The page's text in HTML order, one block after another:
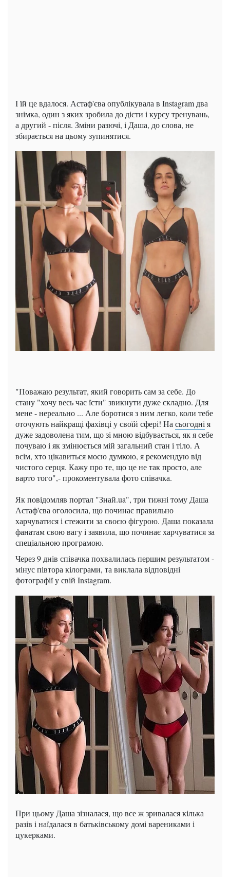
І їй це вдалося. Астаф'єва опублікувала в Instagram два
знімка, один з яких зробила до дієти і курсу тренувань,
а другий - після. Зміни разючі, і Даша, до слова, не
збирається на цьому зупинятися.
"Поважаю результат, який говорить сам за себе. До
стану "хочу весь час їсти" звикнути дуже складно. Для
мене - нереально ... Але боротися з ним легко, коли тебе
оточують найкращі фахівці у своїй сфері! На сьогодні я
дуже задоволена тим, що зі мною відбувається, як я себе
почуваю і як змінюється мій загальний стан і тіло. А
всім, хто цікавиться моєю думкою, я рекомендую від
чистого серця. Кажу про те, що це не так просто, але
варто того",- прокоментувала фото співачка.
Як повідомляв портал "Знай.ua", три тижні тому Даша
Астаф'єва оголосила, що починає правильно
харчуватися і стежити за своєю фігурою. Даша показала
фанатам свою вагу і заявила, що починає харчуватися за
спеціальною програмою.
Через 9 днів співачка похвалилась першим результатом -
мінус півтора кілограми, та виклала відповідні
фотографії у свій Instagram.
При цьому Даша зізналася, що все ж зривалася кілька
разів і наїдалася в батьківському домі варениками і
цукерками.